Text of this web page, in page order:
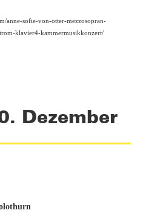
anne-sofie-von-otter-mezzosopran-
klavier4-kammermusikkonzert/
Dezember